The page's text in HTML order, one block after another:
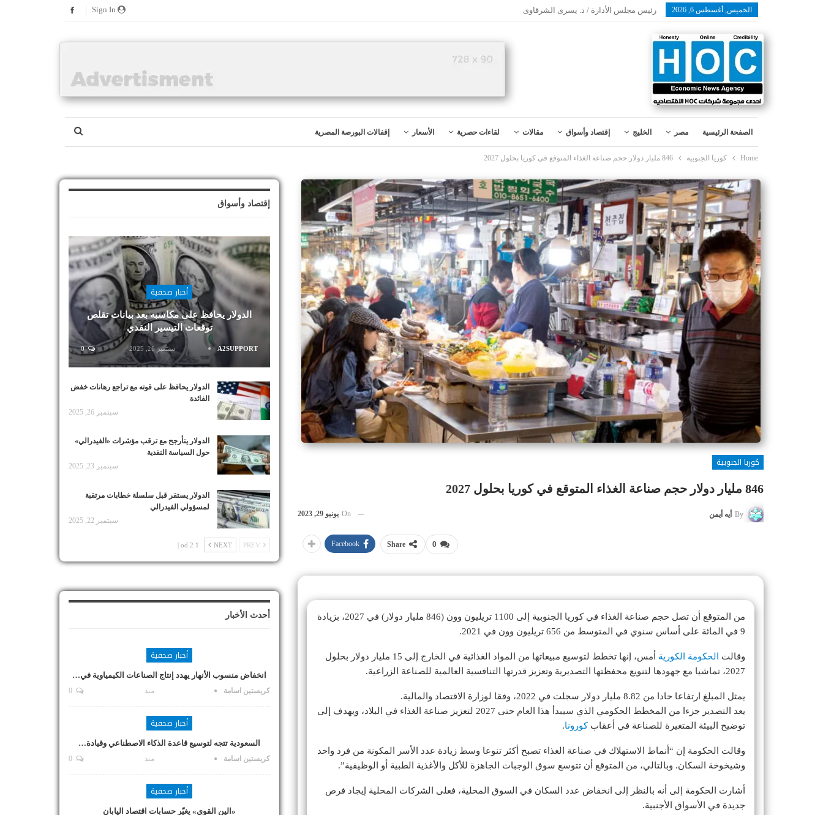
الخميس, أغسطس 6, 2026 رئيس مجلس الأدارة / د. يسرى الشرقاوى
الصفحة الرئيسية مصر الخليج إقتصاد وأسواق مقالات لقاءات حصرية الأسعار إقفالات البورصة المصرية
Home كوريا الجنوبية 846 مليار دولار حجم صناعة الغذاء المتوقع في كوريا بحلول 2027
كوريا الجنوبية
846 مليار دولار حجم صناعة الغذاء المتوقع في كوريا بحلول 2027
By أيه أيمن On يونيو 29, 2023
0
Share
Facebook
من المتوقع أن تصل حجم صناعة الغذاء في كوريا الجنوبية إلى 1100 تريليون وون (846 مليار دولار) في 2027، بزيادة
9 في المائة على أساس سنوي في المتوسط من 656 تريليون وون في 2021.
وقالت الحكومة الكورية
أمس، إنها تخطط لتوسيع مبيعاتها من المواد الغذائية في الخارج إلى 15 مليار دولار بحلول
2027، تماشيا مع جهودها لتنويع محفظتها التصديرية وتعزيز قدرتها التنافسية العالمية للصناعة الزراعية.
يمثل المبلغ ارتفاعا حادا من 8.82 مليار دولار سجلت في 2022، وفقا لوزارة الاقتصاد والمالية.
يعد التصدير جزءا من المخطط الحكومي الذي سيبدأ هذا العام حتى 2027 لتعزيز صناعة الغذاء في البلاد، ويهدف إلى
توضيح البيئة المتغيرة للصناعة في أعقابكورونا.
وقالت الحكومة إن “أنماط الاستهلاك في صناعة الغذاء تصبح أكثر تنوعا وسط زيادة عدد الأسر المكونة من فرد واحد
وشيخوخة السكان. وبالتالي، من المتوقع أن تتوسع سوق الوجبات الجاهزة للأكل والأغذية الطبية أو الوظيفية”.
أشارت الحكومة إلى أنه بالنظر إلى انخفاض عدد السكان في السوق المحلية، فعلى الشركات المحلية إيجاد فرص
جديدة في الأسواق الأجنبية.
إقتصاد وأسواق
أخبار صحفية
الدولار يحافظ على مكاسبه بعد بيانات تقلص
توقعات التيسير النقدي
A2SUPPORT سبتمبر 26, 2025 0
الدولار يحافظ على قوته مع تراجع رهانات خفض
الفائدة
سبتمبر 26, 2025
الدولار يتأرجح مع ترقب مؤشرات «الفيدرالي»
حول السياسة النقدية
سبتمبر 23, 2025
الدولار يستقر قبل سلسلة خطابات مرتقبة
لمسؤولي الفيدرالي
سبتمبر 22, 2025
NEXT
1 od 2 |
أحدث الأخبار
أخبار صحفية
انخفاض منسوب الأنهار يهدد إنتاج الصناعات الكيمياوية في…
كريستين اسامة منذ
أخبار صحفية
السعودية تتجه لتوسيع قاعدة الذكاء الاصطناعي وقيادة…
كريستين اسامة منذ
أخبار صحفية
«الين القوي» يغيّر حسابات اقتصاد اليابان